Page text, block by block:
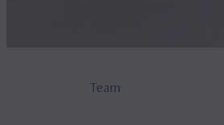
Team